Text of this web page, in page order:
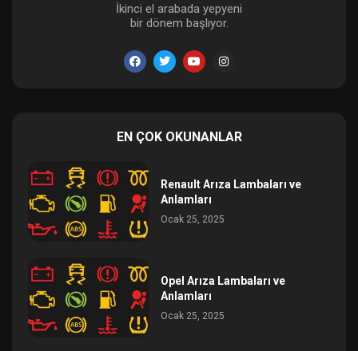
İkinci el arabada yepyeni
bir dönem başlıyor.
EN ÇOK OKUNANLAR
Renault Arıza Lambaları ve
Anlamları
Ocak 25, 2025
Opel Arıza Lambaları ve
Anlamları
Ocak 25, 2025